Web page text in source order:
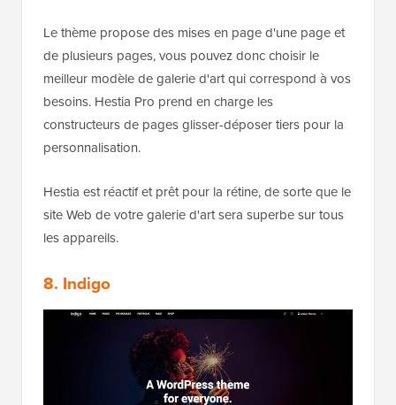
Le thème propose des mises en page d'une page et
de plusieurs pages, vous pouvez donc choisir le
meilleur modèle de galerie d'art qui correspond à vos
besoins. Hestia Pro prend en charge les
constructeurs de pages glisser-déposer tiers pour la
personnalisation.
Hestia est réactif et prêt pour la rétine, de sorte que le
site Web de votre galerie d'art sera superbe sur tous
les appareils.
8. Indigo